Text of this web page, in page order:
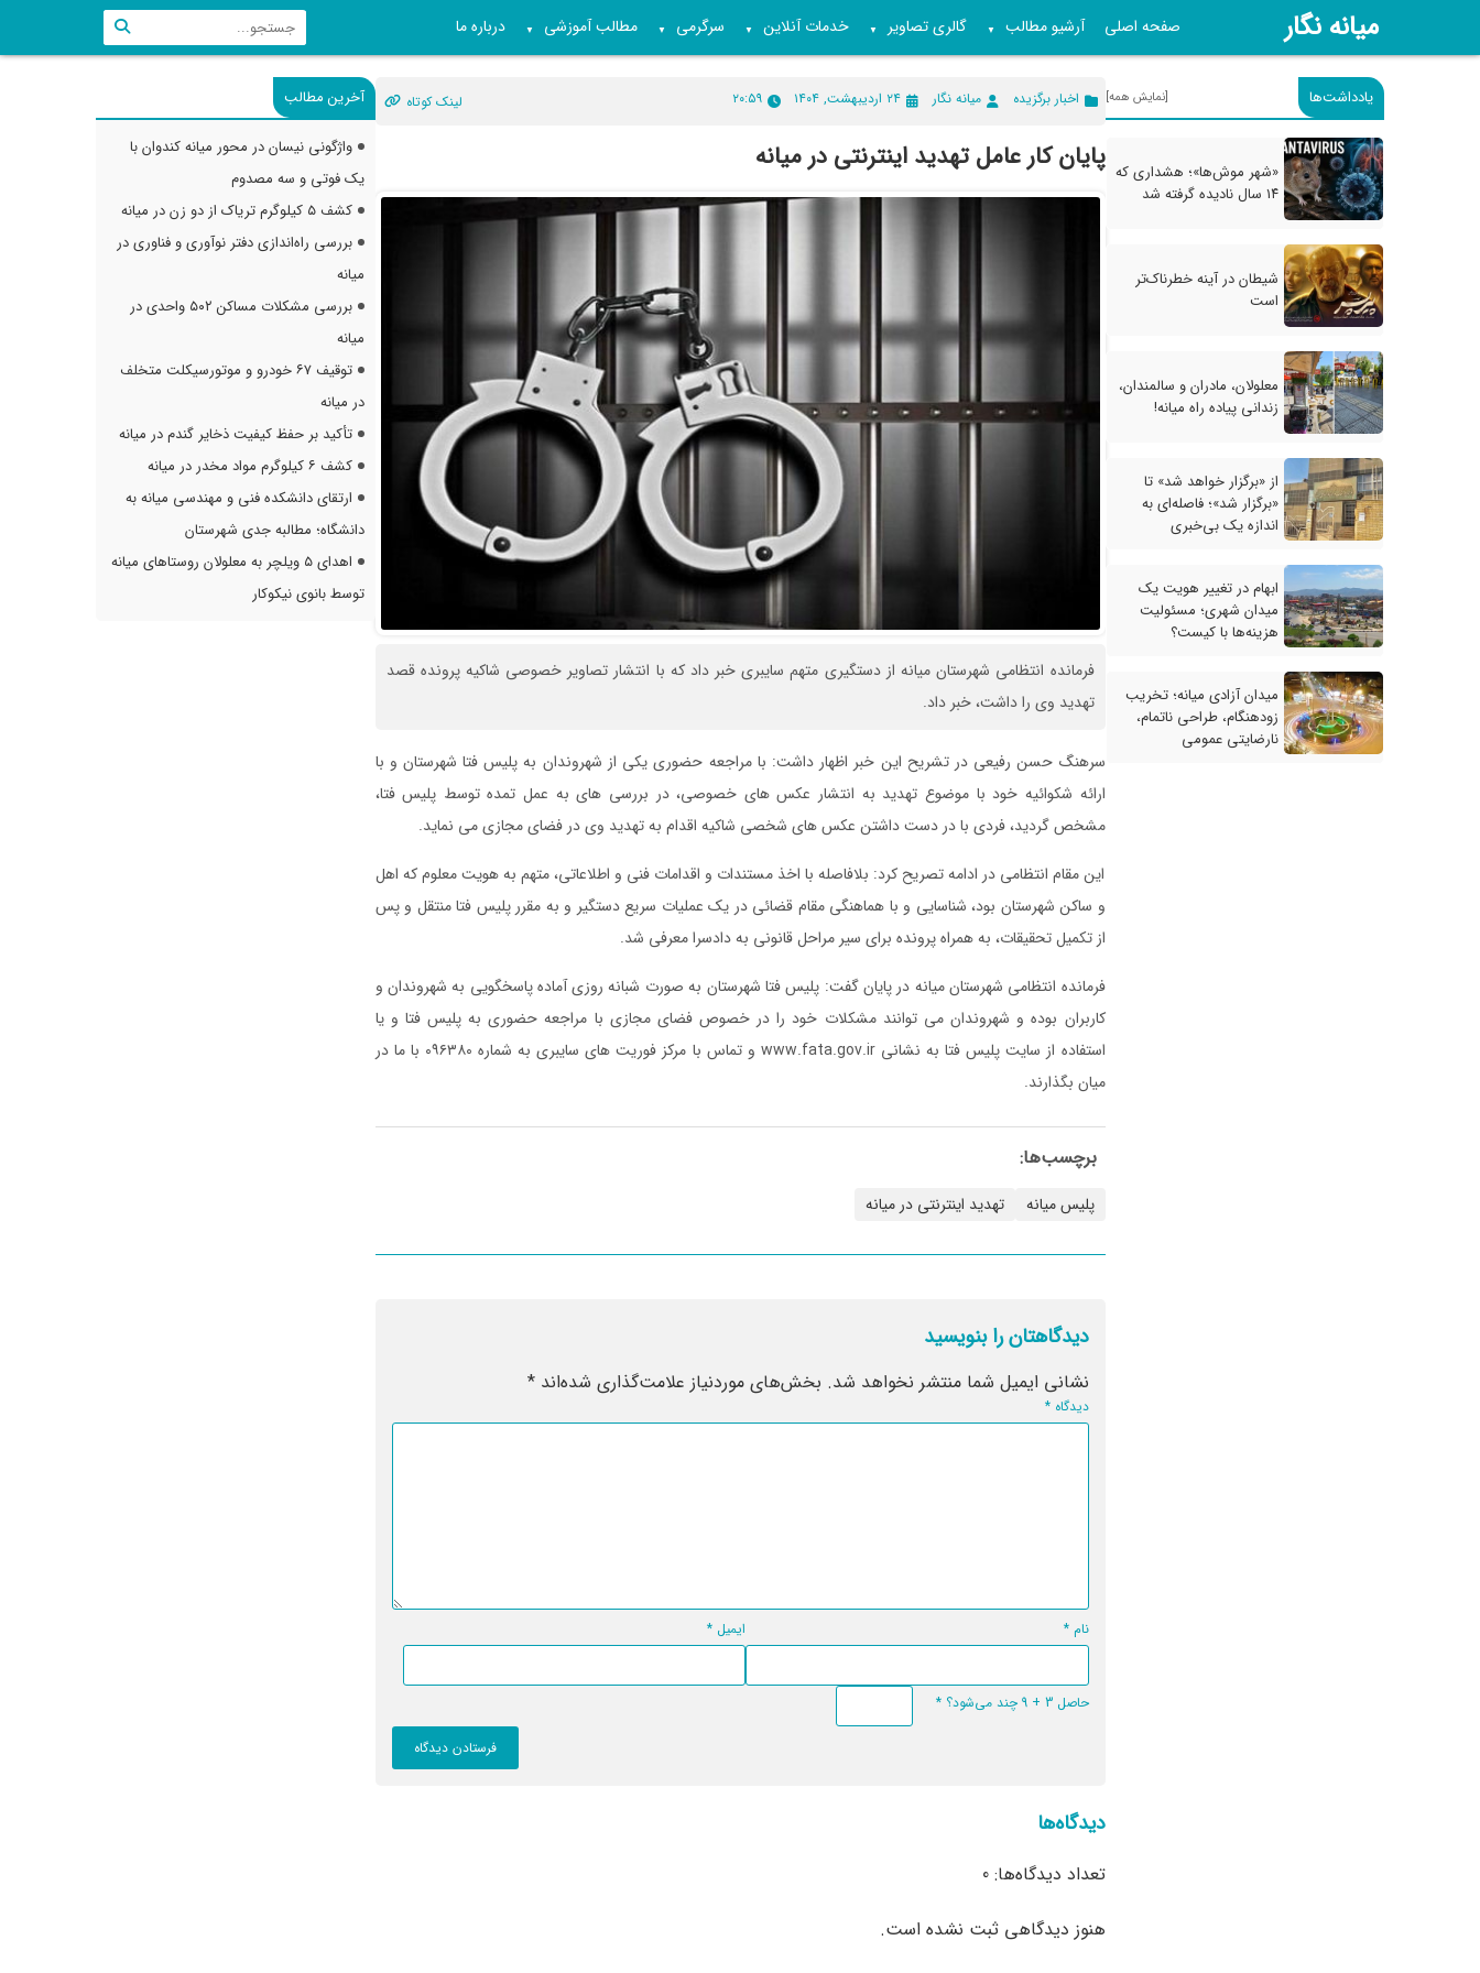
میانه نگار صفحه اصلی آرشیو مطالب ▼ گالری تصاویر ▼ خدمات آنلاین ▼ سرگرمی ▼ مطالب آموزشی ▼ درباره ما
یادداشت‌ها [نمایش همه]
«شهر موش‌ها»؛ هشداری که
۱۴ سال نادیده گرفته شد
شیطان در آینه خطرناک‌تر
است
معلولان، مادران و سالمندان،
زندانی پیاده راه میانه!
از «برگزار خواهد شد» تا
«برگزار شد»؛ فاصله‌ای به
اندازه یک بی‌خبری
ابهام در تغییر هویت یک
میدان شهری؛ مسئولیت
هزینه‌ها با کیست؟
میدان آزادی میانه؛ تخریب
زودهنگام، طراحی ناتمام،
نارضایتی عمومی
اخبار برگزیده میانه نگار ۲۴ اردیبهشت, ۱۴۰۴ ۲۰:۵۹ لینک کوتاه
پایان کار عامل تهدید اینترنتی در میانه
فرمانده انتظامی شهرستان میانه از دستگیری متهم سایبری خبر داد که با انتشار تصاویر خصوصی شاکیه پرونده قصد
تهدید وی را داشت، خبر داد.
سرهنگ حسن رفیعی در تشریح این خبر اظهار داشت: با مراجعه حضوری یکی از شهروندان به پلیس فتا شهرستان و با
ارائه شکوائیه خود با موضوع تهدید به انتشار عکس های خصوصی، در بررسی های به عمل تمده توسط پلیس فتا،
مشخص گردید، فردی با در دست داشتن عکس های شخصی شاکیه اقدام به تهدید وی در فضای مجازی می نماید.
این مقام انتظامی در ادامه تصریح کرد: بلافاصله با اخذ مستندات و اقدامات فنی و اطلاعاتی، متهم به‌ هویت معلوم که اهل
و ساکن شهرستان بود، شناسایی و با هماهنگی مقام قضائی در یک عملیات سریع دستگیر و به مقرر پلیس فتا منتقل و پس
از تکمیل تحقیقات، به همراه پرونده برای سیر مراحل قانونی به دادسرا معرفی شد.
فرمانده انتظامی شهرستان میانه در پایان گفت: پلیس فتا شهرستان به صورت شبانه روزی آماده پاسخگویی به شهروندان و
کاربران بوده و شهروندان می توانند مشکلات خود را در خصوص فضای مجازی با مراجعه حضوری به پلیس فتا و یا
استفاده از سایت پلیس فتا به نشانی www.fata.gov.ir و تماس با مرکز فوریت های سایبری به شماره ۰۹۶۳۸۰ با ما در
میان بگذارند.
برچسب‌ها:
پلیس میانه تهدید اینترنتی در میانه
دیدگاهتان را بنویسید
نشانی ایمیل شما منتشر نخواهد شد. بخش‌های موردنیاز علامت‌گذاری شده‌اند*
دیدگاه*
نام* ایمیل *
حاصل 3 + 9 چند می‌شود؟ *
دیدگاه‌ها
تعداد دیدگاه‌ها: 0
هنوز دیدگاهی ثبت نشده است.
آخرین مطالب
واژگونی نیسان در محور میانه کندوان با
یک فوتی و سه مصدوم
کشف ۵ کیلوگرم تریاک از دو زن در میانه
بررسی راه‌اندازی دفتر نوآوری و فناوری در
میانه
بررسی مشکلات مساکن ۵۰۲ واحدی در
میانه
توقیف ۶۷ خودرو و موتورسیکلت متخلف
در میانه
تأکید بر حفظ کیفیت ذخایر گندم در میانه
کشف ۶ کیلوگرم مواد مخدر در میانه
ارتقای دانشکده فنی و مهندسی میانه به
دانشگاه؛ مطالبه جدی شهرستان
اهدای ۵ ویلچر به معلولان روستاهای میانه
توسط بانوی نیکوکار